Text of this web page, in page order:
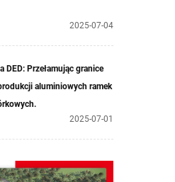
2025-07-04
DED: Przełamując granice
aluminiowych ramek
2025-07-01